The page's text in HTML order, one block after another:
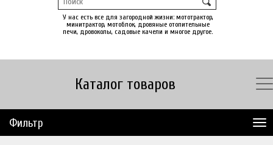
У нас есть все для загородной жизни: мототрактор,
минитрактор, мотоблок, дровяные отопительные
печи, дровоколы, садовые качели и многое другое.
Каталог товаров
Фильтр